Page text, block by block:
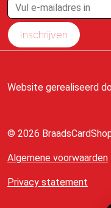
Inschrijven
© 2026
Algemene voorwaarden
Privacy statement
Website gerealiseerd